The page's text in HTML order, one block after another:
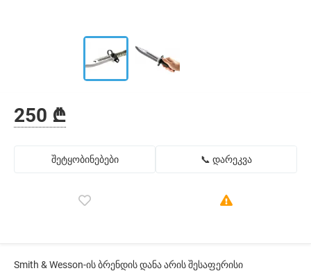
250 ₾
შეტყობინებები 📞 დარეკვა
Smith & Wesson-ის ბრენდის დანა არის შესაფერისი